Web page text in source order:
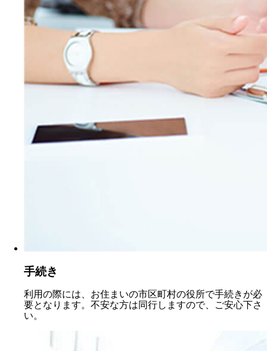
手続き
利用の際には、お住まいの市区町村の役所で手続きが必
要となります。不安な方は同行しますので、ご安心下さ
い。